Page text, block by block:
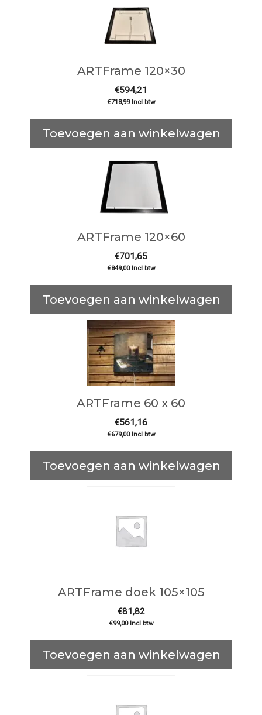
ARTFrame 120×30
€594,21
€718,99Incl btw
Toevoegen aan winkelwagen
ARTFrame 120×60
€701,65
€849,00Incl btw
Toevoegen aan winkelwagen
ARTFrame 60 x 60
€561,16
€679,00Incl btw
Toevoegen aan winkelwagen
ARTFrame doek 105×105
€81,82
€99,00Incl btw
Toevoegen aan winkelwagen